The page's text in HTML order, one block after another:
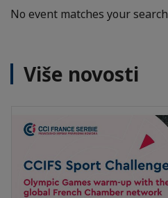
No event matches your search
Više novosti